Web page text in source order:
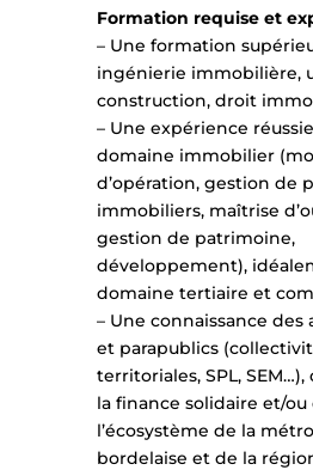
Formation requise et
– Une formation
ingénierie immobilière,
construction, droit
– Une expérience
domaine immobilier
d’opération, gestion de
immobiliers, maîtrise
gestion de patrimoine,
développement),
domaine tertiaire et
– Une connaissance des
et parapublics
territoriales, SPL,
la finance solidaire et/ou
l’écosystème de la
bordelaise et de la